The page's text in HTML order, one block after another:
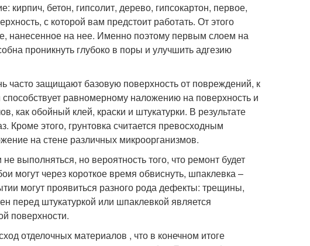
кирпич, бетон, гипсолит, дерево, гипсокартон, первое,
с которой вам предстоит работать. От этого
нанесенное на нее. Именно поэтому первым слоем на
проникнуть глубоко в поры и улучшить адгезию
часто защищают базовую поверхность от повреждений, к
равномерному наложению на поверхность и
как обойный клей, краски и штукатурки. В результате
Кроме этого, грунтовка считается превосходным
на стене различных микроорганизмов.
выполняться, но вероятность того, что ремонт будет
могут через короткое время обвиснуть, шпаклевка –
могут проявиться разного рода дефекты: трещины,
перед штукатуркой или шпаклевкой является
поверхности.
отделочных материалов , что в конечном итоге